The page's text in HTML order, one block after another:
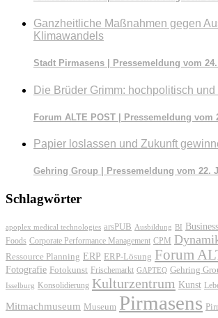
Ganzheitliche Maßnahmen gegen
Klimawandels
Stadt Pirmasens | Pressemeldung vom
Die Brüder Grimm: hochpolitisch
Forum ALTE POST | Pressemeldung vom
Papier loslassen und Zukunft
Gehring Group | Pressemeldung vom 22.
Schlagwörter
apoplex medical technologies arsPUB Ausbildung BI
Foods Corporate Performance Management CPM
Ressource Planning ERP ERP-Lösung Forum
Fotografie Fotokunst Frischemarkt GAPTEQ Gehring
Isselburg Konsolidierung Kulturzentrum Kunst
Mitmachmuseum Museum Pirmasens